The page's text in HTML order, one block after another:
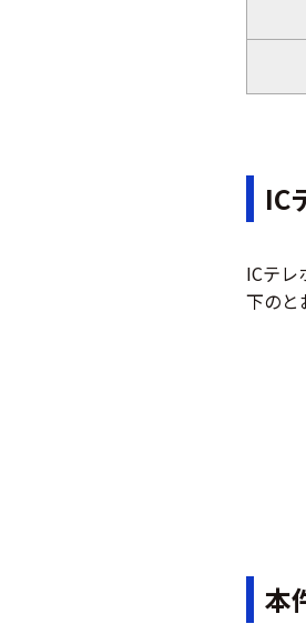
IC
ICテレ
下のと
本